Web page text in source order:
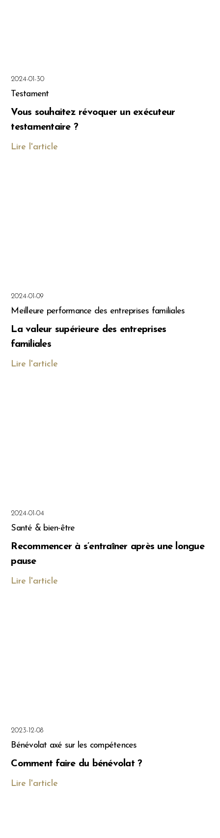
2024-01-30
Testament
Vous souhaitez révoquer un exécuteur
testamentaire ?
Lire l'article
2024-01-09
Meilleure performance des entreprises familiales
La valeur supérieure des entreprises
familiales
Lire l'article
2024-01-04
Santé & bien-être
Recommencer à s’entraîner après une longue
pause
Lire l'article
2023-12-08
Bénévolat axé sur les compétences
Comment faire du bénévolat ?
Lire l'article